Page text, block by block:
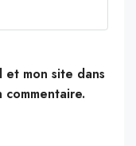
et mon site dans